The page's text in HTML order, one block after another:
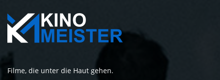
Filme, die unter die Haut gehen.